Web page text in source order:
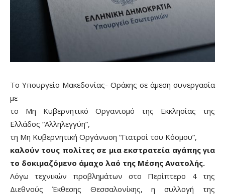
Το Υπουργείο Μακεδονίας- Θράκης σε άμεση συνεργασία
με
το Μη Κυβερνητικό Οργανισμό της Εκκλησίας της
Ελλάδος “Αλληλεγγύη”,
τη Μη Κυβερνητική Οργάνωση “Γιατροί του Κόσμου”,
καλούν τους πολίτες σε μια εκστρατεία αγάπης για
το δοκιμαζόμενο άμαχο λαό της Μέσης Ανατολής.
Λόγω τεχνικών προβλημάτων στο Περίπτερο 4 της
Διεθνούς Έκθεσης Θεσσαλονίκης, η συλλογή της